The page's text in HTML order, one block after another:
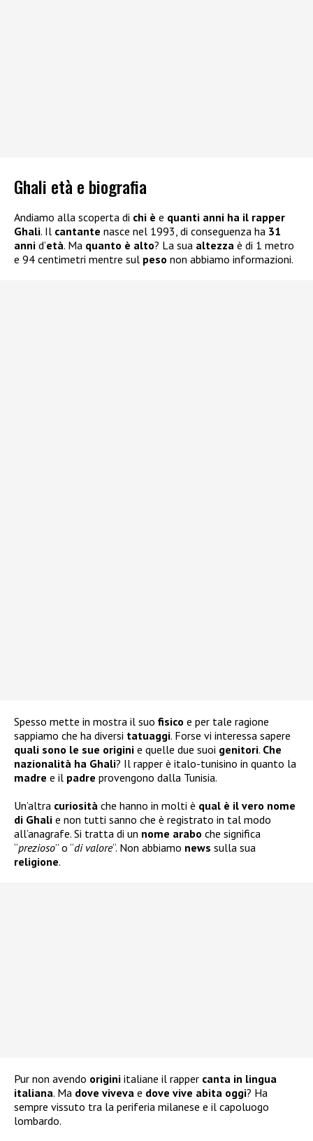
Ghali età e biografia
Andiamo alla scoperta di chi è e quanti anni ha il rapper
Ghali. Il cantante nasce nel 1993, di conseguenza ha 31
anni d’età. Ma quanto è alto? La sua altezza è di 1 metro
e 94 centimetri mentre sul peso non abbiamo informazioni.
Spesso mette in mostra il suo fisico e per tale ragione
sappiamo che ha diversi tatuaggi. Forse vi interessa sapere
quali sono le sue origini e quelle due suoi genitori. Che
nazionalità ha Ghali? Il rapper è italo-tunisino in quanto la
madre e il padre provengono dalla Tunisia.
Un’altra curiosità che hanno in molti è qual è il vero nome
di Ghali e non tutti sanno che è registrato in tal modo
all’anagrafe. Si tratta di un nome arabo che significa
“prezioso” o “di valore“. Non abbiamo news sulla sua
religione.
Pur non avendo origini italiane il rapper canta in lingua
italiana. Ma dove viveva e dove vive abita oggi? Ha
sempre vissuto tra la periferia milanese e il capoluogo
lombardo.